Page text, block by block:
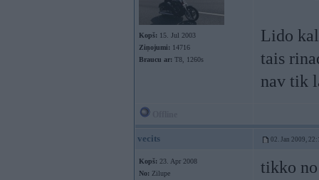
Kopš: 15. Jul 2003
Ziņojumi: 14716
Braucu ar: T8, 1260s
Lido
tais
nav tik
vecits 02. Jan 2009,
Kopš: 23. Apr 2008
No: Zilupe
tikko